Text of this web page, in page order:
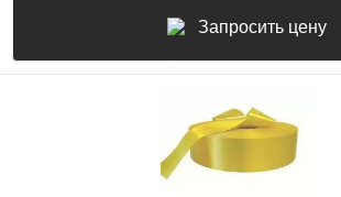
Запросить цену